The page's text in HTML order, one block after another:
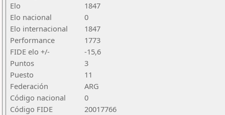
Elo
1847
Elo nacional
0
Elo internacional
1847
Performance
1773
FIDE elo +/-
-15,6
Puntos
3
Puesto
11
Federación
ARG
Código nacional
0
Código FIDE
20017766